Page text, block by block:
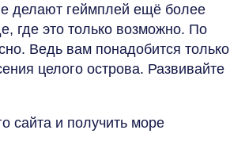
делают геймплей ещё более
где это только возможно. По
Ведь вам понадобится только
целого острова. Развивайте
сайта и получить море